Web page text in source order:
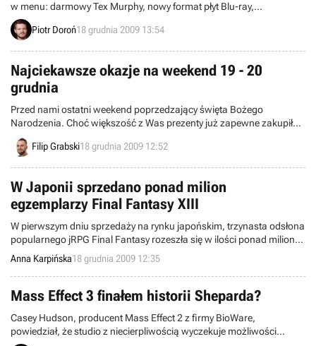
w menu: darmowy Tex Murphy, nowy format płyt Blu-ray,
Osiągnięcia/Trofea w BioShock 2, data premiery Mega Man 10 i
inne. Zapraszamy do lektury.
Piotr Doroń18 grudnia 2009 13:54
Najciekawsze okazje na weekend 19 - 20
grudnia
Przed nami ostatni weekend poprzedzający święta Bożego
Narodzenia. Choć większość z Was prezenty już zapewne zakupiła,
to na pewno można jeszcze coś dołożyć do paczki od Mikołaja.
Tradycyjnie już – w okresie przedświątecznym promocji nie brakuje.
Filip Grabski18 grudnia 2009 12:52
W Japonii sprzedano ponad milion
egzemplarzy Final Fantasy XIII
W pierwszym dniu sprzedaży na rynku japońskim, trzynasta odsłona
popularnego jRPG Final Fantasy rozeszła się w ilości ponad miliona
egzemplarzy.
Anna Karpińska18 grudnia 2009 12:35
Mass Effect 3 finałem historii Sheparda?
Casey Hudson, producent Mass Effect 2 z firmy BioWare,
powiedział, że studio z niecierpliwością wyczekuje możliwości